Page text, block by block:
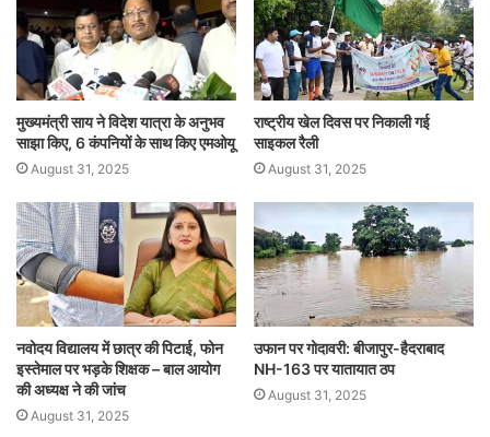
मुख्यमंत्री साय ने विदेश यात्रा के अनुभव
साझा किए, 6 कंपनियों के साथ किए एमओयू
August 31, 2025
राष्ट्रीय खेल दिवस पर निकाली गई
साइकल रैली
August 31, 2025
नवोदय विद्यालय में छात्र की पिटाई, फोन
इस्तेमाल पर भड़के शिक्षक – बाल आयोग
की अध्यक्ष ने की जांच
August 31, 2025
उफान पर गोदावरी: बीजापुर-हैदराबाद
NH-163 पर यातायात ठप
August 31, 2025